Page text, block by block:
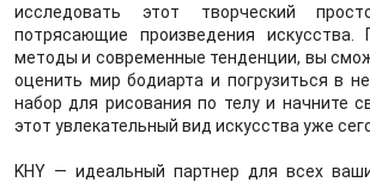
исследовать этот творческий
потрясающие произведения искусства.
методы и современные тенденции, вы
оценить мир бодиарта и погрузиться в
набор для рисования по телу и начните
этот увлекательный вид искусства уже
KHY — идеальный партнер для всех